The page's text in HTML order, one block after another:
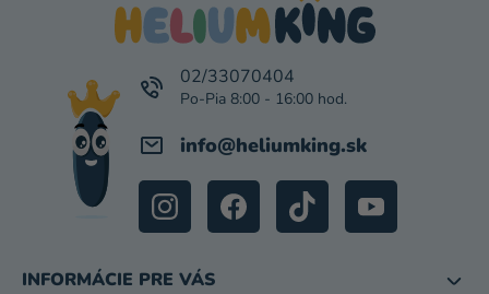
info@heliumking.sk
02/33070404
INFORMÁCIE PRE VÁS